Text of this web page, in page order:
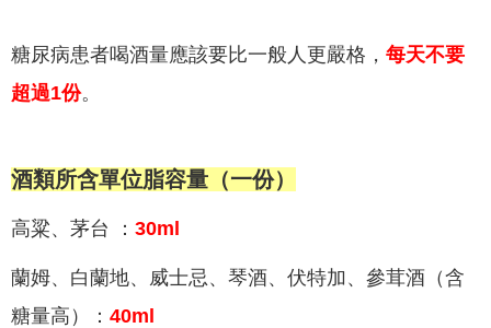
糖尿病患者喝酒量應該要比一般人更嚴格， 每天不要
超過1份。
酒類所含單位脂容量（一份）
高粱、茅台 ： 30ml
蘭姆、白蘭地、威士忌、琴酒、伏特加、參茸酒（含
糖量高）： 40ml